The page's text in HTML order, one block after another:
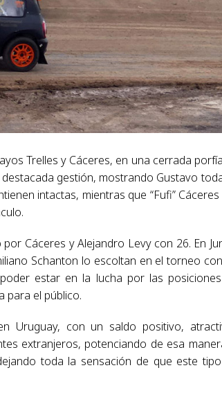
Trelles y Cáceres, en una cerrada
gestión, mostrando Gustavo
intactas, mientras que “Fufi”
Cáceres y Alejandro Levy con 26. En
Schanton lo escoltan en el torneo
estar en la lucha por las
para el público.
Uruguay, con un saldo positivo,
extranjeros, potenciando de esa
toda la sensación de que este